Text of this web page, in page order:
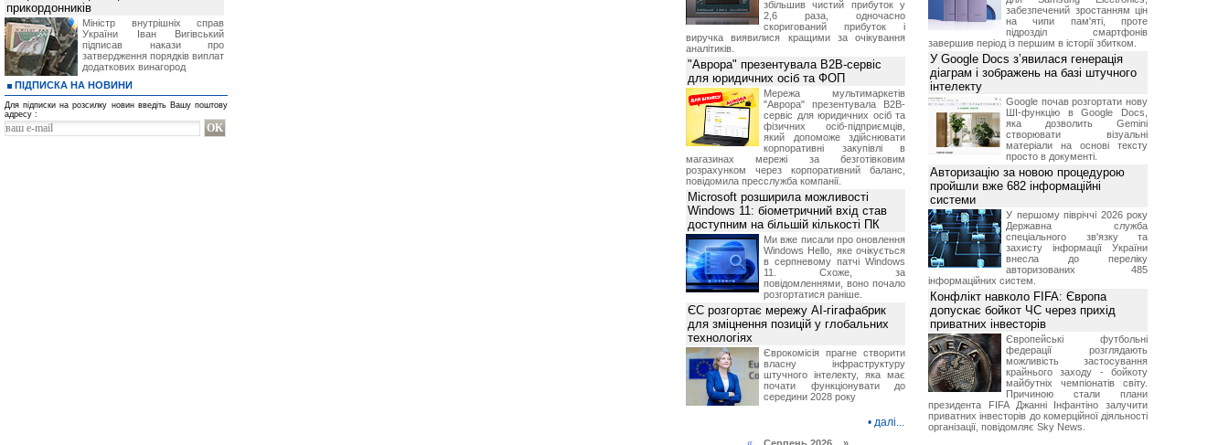
прикордонників
Міністр внутрішніх справ
України Іван Вигівський
підписав накази про
затвердження порядків виплат
додаткових винагород
ПІДПИСКА НА НОВИНИ
Для підписки на розсилку новин введіть Вашу поштову
адресу :
збільшив чистий прибуток у
2,6 раза, одночасно
скоригований прибуток і
виручка виявилися кращими за очікування
аналітиків.
"Аврора" презентувала B2B-сервіс
для юридичних осіб та ФОП
Мережа мультимаркетів
"Аврора" презентувала B2B-
сервіс для юридичних осіб та
фізичних осіб-підприємців,
який допоможе здійснювати
корпоративні закупівлі в
магазинах мережі за безготівковим
розрахунком через корпоративний баланс,
повідомила пресслужба компанії.
Microsoft розширила можливості
Windows 11: біометричний вхід став
доступним на більшій кількості ПК
Ми вже писали про оновлення
Windows Hello, яке очікується
в серпневому патчі Windows
11. Схоже, за
повідомленнями, воно почало
розгортатися раніше.
ЄС розгортає мережу AI-гігафабрик
для зміцнення позицій у глобальних
технологіях
Єврокомісія прагне створити
власну інфраструктуру
штучного інтелекту, яка має
почати функціонувати до
середини 2028 року
• далі...
забезпечений зростанням цін
на чипи пам'яті, проте
підрозділ смартфонів
завершив період із першим в історії збитком.
У Google Docs з’явилася генерація
діаграм і зображень на базі штучного
інтелекту
Google почав розгортати нову
ШІ-функцію в Google Docs,
яка дозволить Gemini
створювати візуальні
матеріали на основі тексту
просто в документі.
Авторизацію за новою процедурою
пройшли вже 682 інформаційні
системи
У першому півріччі 2026 року
Державна служба
спеціального зв'язку та
захисту інформації України
внесла до переліку
авторизованих 485
інформаційних систем.
Конфлікт навколо FIFA: Європа
допускає бойкот ЧС через прихід
приватних інвесторів
Європейські футбольні
федерації розглядають
можливість застосування
крайнього заходу - бойкоту
майбутніх чемпіонатів світу.
Причиною стали плани
президента FIFA Джанні Інфантіно залучити
приватних інвесторів до комерційної діяльності
організації, повідомляє Sky News.